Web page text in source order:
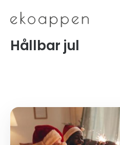
Hållbar jul